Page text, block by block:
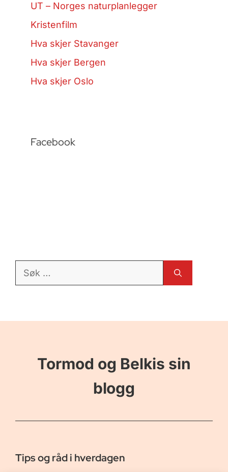
UT – Norges naturplanlegger
Kristenfilm
Hva skjer Stavanger
Hva skjer Bergen
Hva skjer Oslo
Facebook
Søk
Tormod og Belkis sin
blogg
Tips og råd i hverdagen